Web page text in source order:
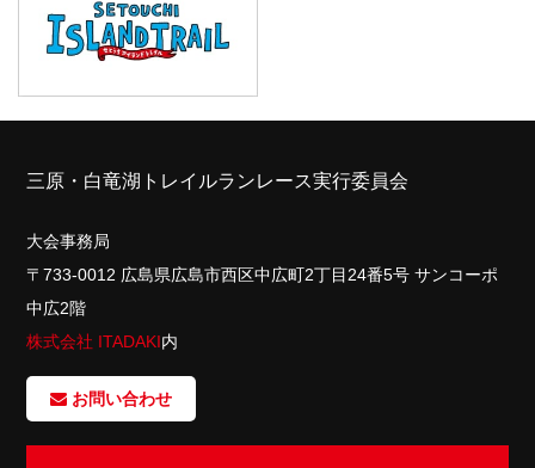
三原・白竜湖トレイルランレース実行委員会
大会事務局
〒733-0012 広島県広島市西区中広町2丁目24番5号 サンコーポ
中広2階
株式会社 ITADAKI内
お問い合わせ